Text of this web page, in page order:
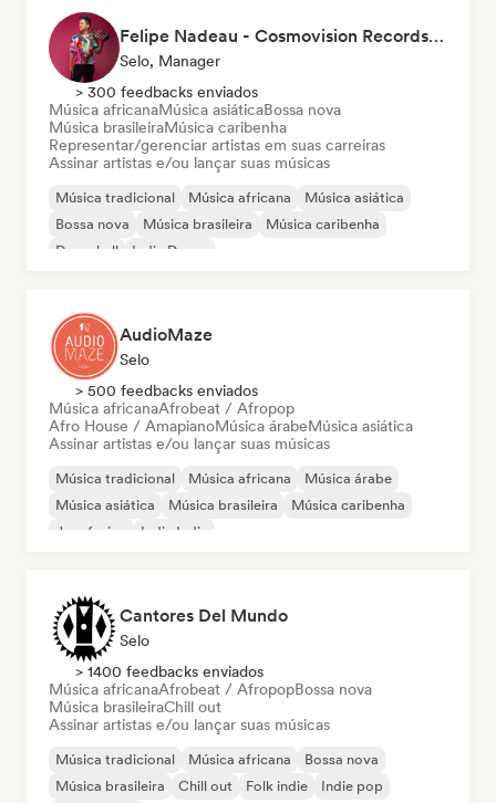
Felipe Nadeau - Cosmovision Records & Ritmos del Sur
Selo, Manager
> 300 feedbacks enviados
Música africanaMúsica asiáticaBossa nova
Música brasileiraMúsica caribenha
Representar/gerenciar artistas em suas carreiras
Assinar artistas e/ou lançar suas músicas
Música tradicional Música africana
Música asiática
Bossa nova
Música brasileira
Música caribenha
Dancehall
Indie Dance
AudioMaze
Selo
> 500 feedbacks enviados
Música africanaAfrobeat / Afropop
Afro House / AmapianoMúsica árabeMúsica asiática
Assinar artistas e/ou lançar suas músicas
Música tradicional Música africana
Música árabe
Música asiática
Música brasileira
Música caribenha
Jazz fusion
Indie India
Cantores Del Mundo
Selo
> 1400 feedbacks enviados
Música africanaAfrobeat / AfropopBossa nova
Música brasileiraChill out
Assinar artistas e/ou lançar suas músicas
Música tradicional Música africana
Bossa nova
Música brasileira
Chill out Folk indie
Indie pop